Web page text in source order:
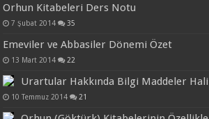
Orhun Kitabeleri Ders Notu
7 Şubat 2014 35
Emeviler ve Abbasiler Dönemi Özet
13 Mart 2014 22
Urartular Hakkında Bilgi Maddeler
10 Temmuz 2014 21